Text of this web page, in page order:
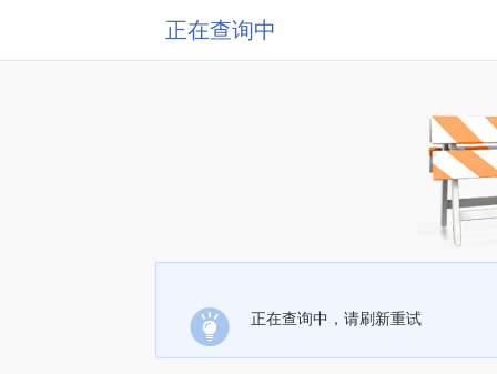
正在查询中
正在查询中，请刷新重试